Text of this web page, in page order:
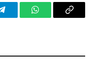
TelegramWhatsAppCopy